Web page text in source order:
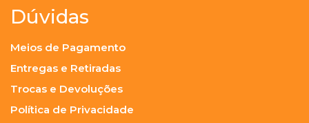
Dúvidas
Meios de Pagamento
Entregas e Retiradas
Trocas e Devoluções
Política de Privacidade